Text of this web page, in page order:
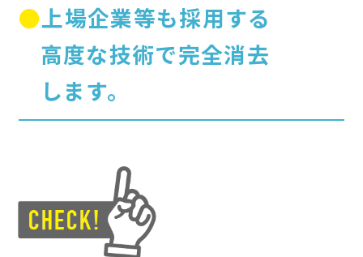
●上場企業等も採用する
高度な技術で完全消去
します。